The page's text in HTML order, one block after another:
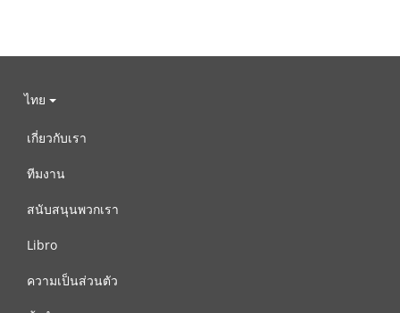
ไทย
เกี่ยวกับเรา
ทีมงาน
สนับสนุนพวกเรา
Libro
ความเป็นส่วนตัว